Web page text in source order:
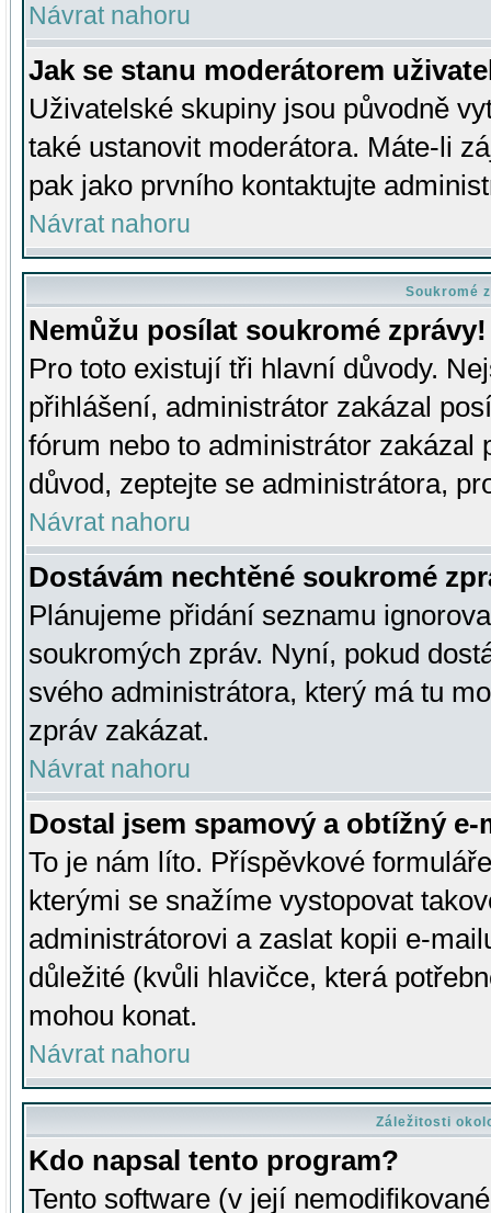
Návrat nahoru
Jak se stanu moderátorem
Uživatelské skupiny jsou původně
také ustanovit moderátora. Máte-li
pak jako prvního kontaktujte
Návrat nahoru
Soukromé
Nemůžu posílat soukromé zprávy!
Pro toto existují tři hlavní důvody.
přihlášení, administrátor zakázal
fórum nebo to administrátor zakázal
důvod, zeptejte se administrátora,
Návrat nahoru
Dostávám nechtěné soukromé
Plánujeme přidání seznamu
soukromých zpráv. Nyní, pokud
svého administrátora, který má tu
zpráv zakázat.
Návrat nahoru
Dostal jsem spamový a obtížný
To je nám líto. Příspěvkové
kterými se snažíme vystopovat
administrátorovi a zaslat kopii e-
důležité (kvůli hlavičce, která
mohou konat.
Návrat nahoru
Záležitosti
Kdo napsal tento program?
Tento software (v její